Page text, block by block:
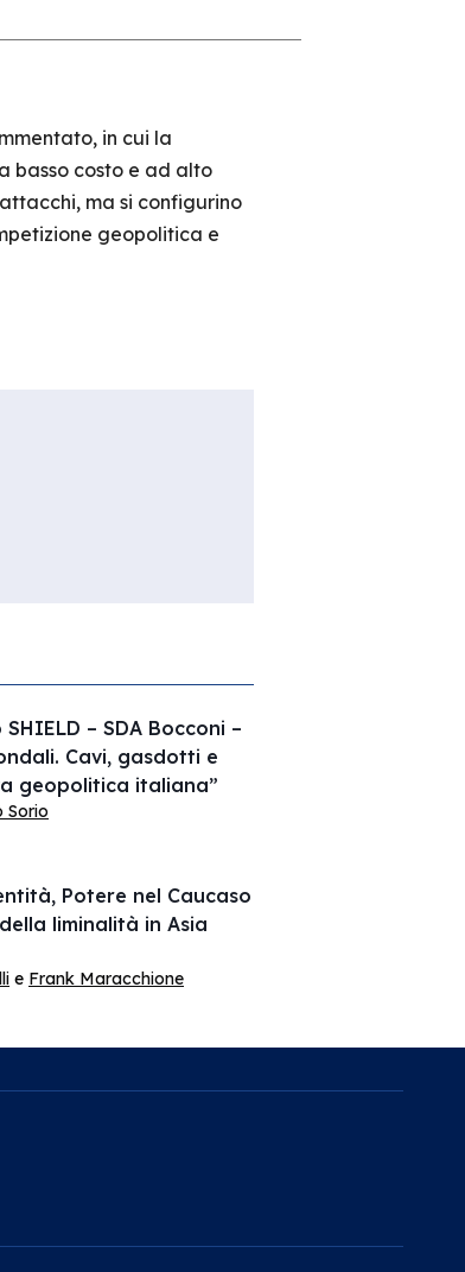
in cui la
basso costo e ad alto
ma si configurino
geopolitica e
– SDA Bocconi –
Cavi, gasdotti e
geopolitica italiana”
Sorio
Potere nel Caucaso
liminalità in Asia
e Frank Maracchione